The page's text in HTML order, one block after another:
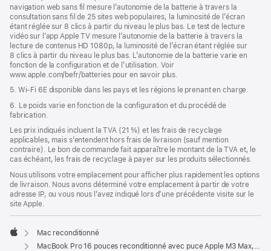
navigation web sans fil mesure l’autonomie de la batterie à travers la
consultation sans fil de 25 sites web populaires, la luminosité de l’écran
étant réglée sur 8 clics à partir du niveau le plus bas. Le test de lecture
vidéo sur l’app Apple TV mesure l’autonomie de la batterie à travers la
lecture de contenus HD 1080p, la luminosité de l’écran étant réglée sur
8 clics à partir du niveau le plus bas. L’autonomie de la batterie varie en
fonction de la configuration et de l’utilisation. Voir
www.apple.com/befr/batteries pour en savoir plus.
5. Wi-Fi 6E disponible dans les pays et les régions le prenant en charge.
6. Le poids varie en fonction de la configuration et du procédé de
fabrication.
Les prix indiqués incluent la TVA (21 %) et les frais de recyclage
applicables, mais s’entendent hors frais de livraison (sauf mention
contraire). Le bon de commande fait apparaître le montant de la TVA et, le
cas échéant, les frais de recyclage à payer sur les produits sélectionnés.
Nous utilisons votre emplacement pour afficher plus rapidement les options
de livraison. Nous avons déterminé votre emplacement à partir de votre
adresse IP, ou vous nous l’avez indiqué lors d’une précédente visite sur le
site Apple.
Apple
Mac reconditionné
MacBook Pro 16 pouces reconditionné avec puce Apple M3 Max, CPU 16 cœurs et GPU 40 cœurs - Noir sidéral